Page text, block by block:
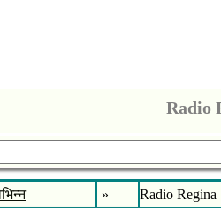
Radio
» Radio Regina